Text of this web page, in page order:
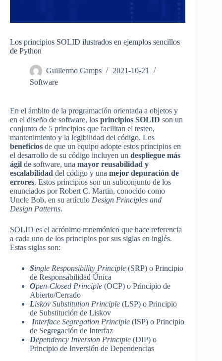
Los principios SOLID ilustrados en ejemplos sencillos
de Python
Guillermo Camps
2021-10-21
Software
En el ámbito de la programación orientada a objetos y
en el diseño de software, los principios SOLID son un
conjunto de 5 principios que facilitan el testeo,
mantenimiento y la legibilidad del código. Los
beneficios de que un equipo adopte estos principios en
el desarrollo de su código incluyen un despliegue más
ágil de software, una mayor reusabilidad y
escalabilidad del código y una mejor depuración de
errores. Estos principios son un subconjunto de los
enunciados por Robert C. Martin, conocido como
Uncle Bob, en su artículo Design Principles and
Design Patterns.
SOLID es el acrónimo mnemónico que hace referencia
a cada uno de los principios por sus siglas en inglés.
Estas siglas son:
Single Responsibility Principle (SRP) o Principio
de Responsabilidad Única
Open-Closed Principle (OCP) o Principio de
Abierto/Cerrado
Liskov Substitution Principle (LSP) o Principio
de Substitución de Liskov
Interface Segregation Principle (ISP) o Principio
de Segregación de Interfaz
Dependency Inversion Principle (DIP) o
Principio de Inversión de Dependencias